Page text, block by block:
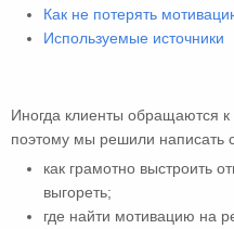
Как не потерять
Используемые источники
Иногда клиенты обращаются
поэтому мы решили написать
как грамотно выстроить
выгореть;
где найти мотивацию на